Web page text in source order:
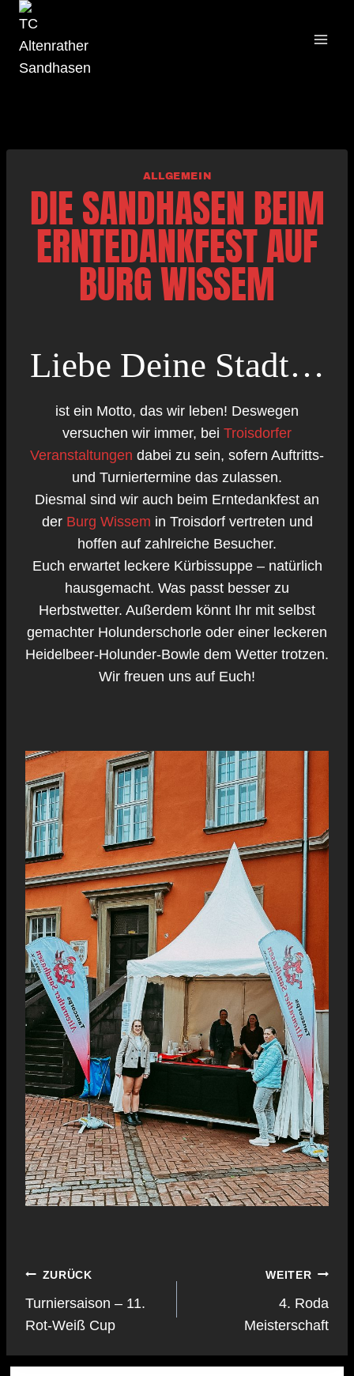
Zum
Inhalt
springen
ALLGEMEIN
DIE SANDHASEN BEIM
ERNTEDANKFEST AUF
BURG WISSEM
Liebe Deine Stadt…
ist ein Motto, das wir leben! Deswegen
versuchen wir immer, bei Troisdorfer
Veranstaltungen dabei zu sein, sofern Auftritts-
und Turniertermine das zulassen.
Diesmal sind wir auch beim Erntedankfest an
der Burg Wissem in Troisdorf vertreten und
hoffen auf zahlreiche Besucher.
Euch erwartet leckere Kürbissuppe – natürlich
hausgemacht. Was passt besser zu
Herbstwetter. Außerdem könnt Ihr mit selbst
gemachter Holunderschorle oder einer leckeren
Heidelbeer-Holunder-Bowle dem Wetter trotzen.
Wir freuen uns auf Euch!
Beitragsnavigation
ZURÜCK
Turniersaison – 11.
Rot-Weiß Cup
WEITER
4. Roda
Meisterschaft